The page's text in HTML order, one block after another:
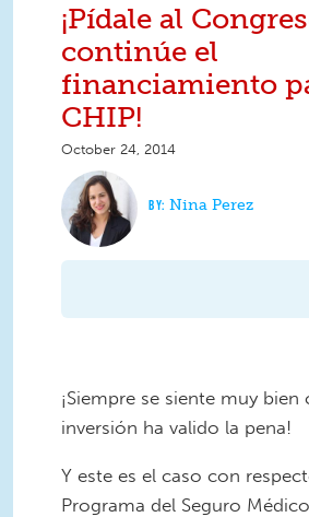
¡Pídale al
continúe el
financiamiento
CHIP!
October 24, 2014
Nina Perez
¡Siempre se siente muy bien
inversión ha valido la pena!
Y este es el caso con
Programa del Seguro